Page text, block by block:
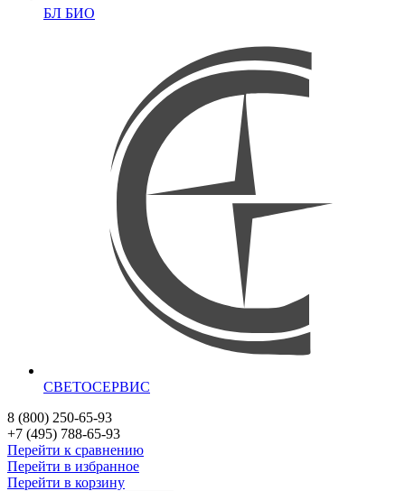
БЛ БИО
СВЕТОСЕРВИС
8 (800) 250-65-93
+7 (495) 788-65-93
Перейти к сравнению
Перейти в избранное
Перейти в корзину